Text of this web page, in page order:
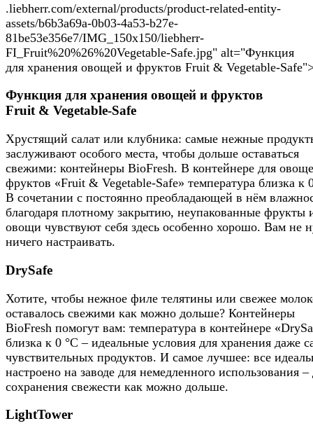
.liebherr.com/external/products/product-related-entity-
assets/b6b3a69a-0b03-4a53-b27e-
81be53e356e7/IMG_150x150/liebherr-
FI_Fruit%20%26%20Vegetable-Safe.jpg" alt="Функция
для хранения овощей и фруктов Fruit & Vegetable-
Функция для хранения овощей и фруктов
Fruit & Vegetable-Safe
Хрустящий салат или клубника: самые нежные
заслуживают особого места, чтобы дольше оставаться
свежими: контейнеры BioFresh. В контейнере для
фруктов «Fruit & Vegetable-Safe» температура близка к
В сочетании с постоянно преобладающей в нём
благодаря плотному закрытию, неупакованные фрукты
овощи чувствуют себя здесь особенно хорошо. Вам не
ничего настраивать.
DrySafe
Хотите, чтобы нежное филе телятины или свежее
оставалось свежими как можно дольше? Контейнеры
BioFresh помогут вам: температура в контейнере
близка к 0 °C – идеальные условия для хранения даже
чувствительных продуктов. И самое лучшее: все
настроено на заводе для немедленного использования –
сохранения свежести как можно дольше.
LightTower